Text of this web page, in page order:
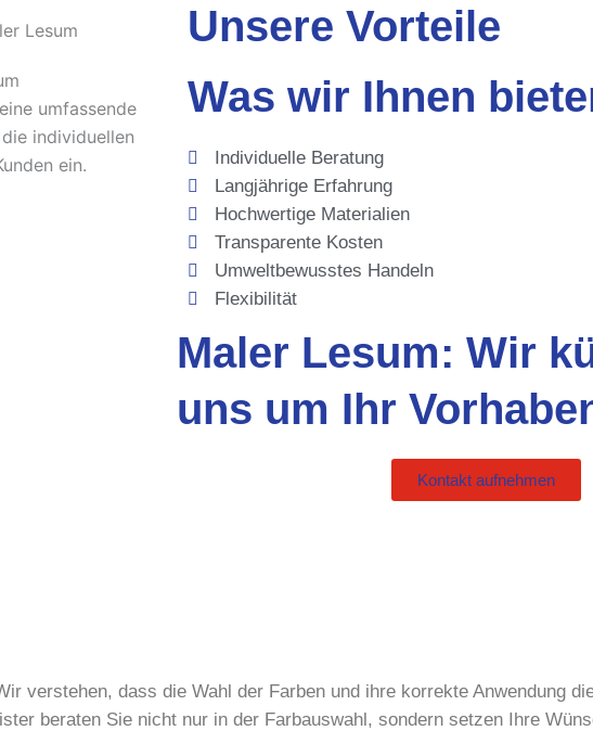
umfassende
individuellen
ein.
Unsere Vorteile
Was wir Ihnen
Individuelle Beratung
Langjährige Erfahrung
Hochwertige Materialien
Transparente Kosten
Umweltbewusstes Handeln
Flexibilität
Maler Lesum: Wir
uns um Ihr
Kontakt aufnehmen
verstehen, dass die Wahl der Farben und ihre korrekte Anwendung
beraten Sie nicht nur in der Farbauswahl, sondern setzen Ihre